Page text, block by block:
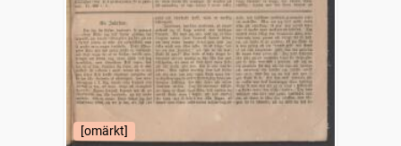
[omärkt]